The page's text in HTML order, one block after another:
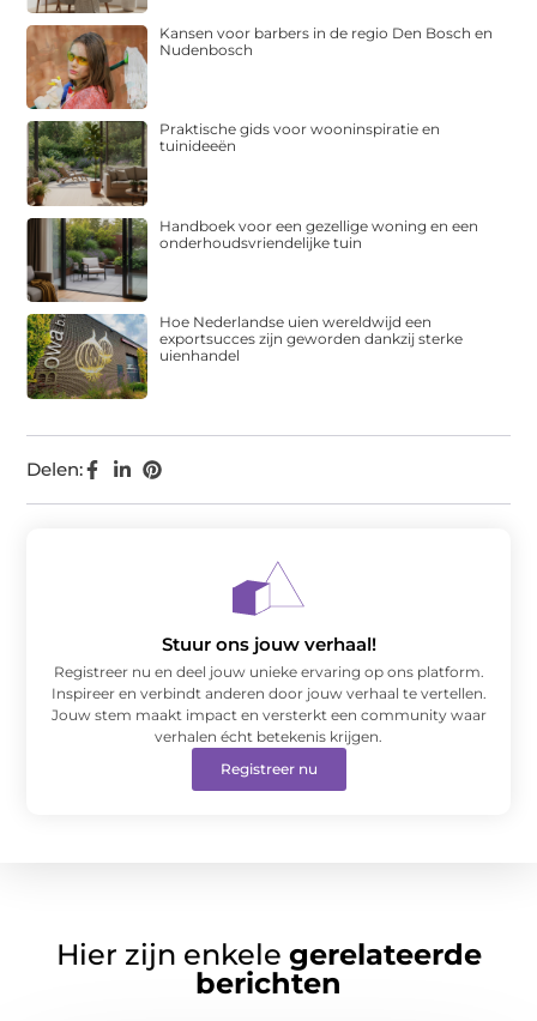
Delen:
Kansen voor barbers in de regio Den Bosch en
Nudenbosch
Praktische gids voor wooninspiratie en
tuinideeën
Handboek voor een gezellige woning en een
onderhoudsvriendelijke tuin
Hoe Nederlandse uien wereldwijd een
exportsucces zijn geworden dankzij sterke
uienhandel
Stuur ons jouw verhaal!
Registreer nu en deel jouw unieke ervaring op ons platform.
Inspireer en verbindt anderen door jouw verhaal te vertellen.
Jouw stem maakt impact en versterkt een community waar
verhalen écht betekenis krijgen.
Registreer nu
Hier zijn enkele gerelateerde
berichten